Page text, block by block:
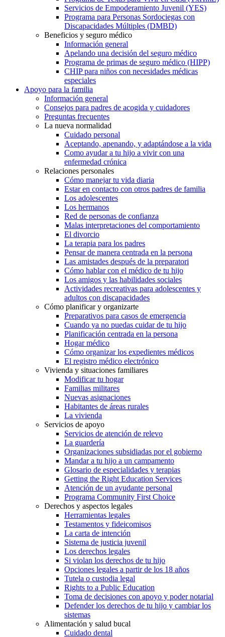
Servicios de Empoderamiento Juvenil (YES)
Programa para Personas Sordociegas con
Discapacidades Múltiples (DMBD)
Beneficios y seguro médico
Información general
Apelando una decisión del seguro médico
Programa de primas de seguro médico (HIPP)
CHIP para niños con necesidades médicas
especiales
Apoyo para la familia
Información general
Consejos para padres de acogida y cuidadores
Preguntas frecuentes
La nueva normalidad
Cuidado personal
Aceptando, apenando, y adaptándose a la vida
Como ayudar a tu hijo a vivir con una
enfermedad crónica
Relaciones personales
Cómo manejar tu vida diaria
Estar en contacto con otros padres de familia
Los adolescentes
Los hermanos
Red de personas de confianza
Malas interpretaciones del comportamiento
El divorcio
La terapia para los padres
Pensar de manera centrada en la persona
Las amistades después de la preparatori
Cómo hablar con el médico de tu hijo
Los amigos y las habilidades sociales
Actividades recreativas para adolescentes y
adultos con discapacidades
Cómo planificar y organizarte
Preparativos para casos de emergencia
Cuando ya no puedas cuidar de tu hijo
Planificación centrada en la persona
Hogar médico
Cómo organizar los expedientes médicos
El registro médico electrónico
Vivienda y situaciones familiares
Modificar tu hogar
Familias militares
Nuevas asignaciones
Habitantes de áreas rurales
La vivienda
Servicios de apoyo
Servicios de atención de relevo
La guardería
Organizaciones subsidiadas por el gobierno
Mandar a tu hijo a un campamento
Glosario de especialidades y terapias
Getting the Right Education Services
Atención de un ayudante personal
Programa Community First Choice
Derechos y aspectos legales
Herramientas legales
Testamentos y fideicomisos
La carta de intención
Sistema de justicia juvenil
Los derechos legales
Si violan los derechos de tu hijo
Opciones legales a partir de los 18 años
Tutela o custodia legal
Rights to a Public Education
Toma de decisiones con apoyo y poder notarial
Defender los derechos de tu hijo y cambiar los
sistemas
Alimentación y salud bucal
Cuidado dental